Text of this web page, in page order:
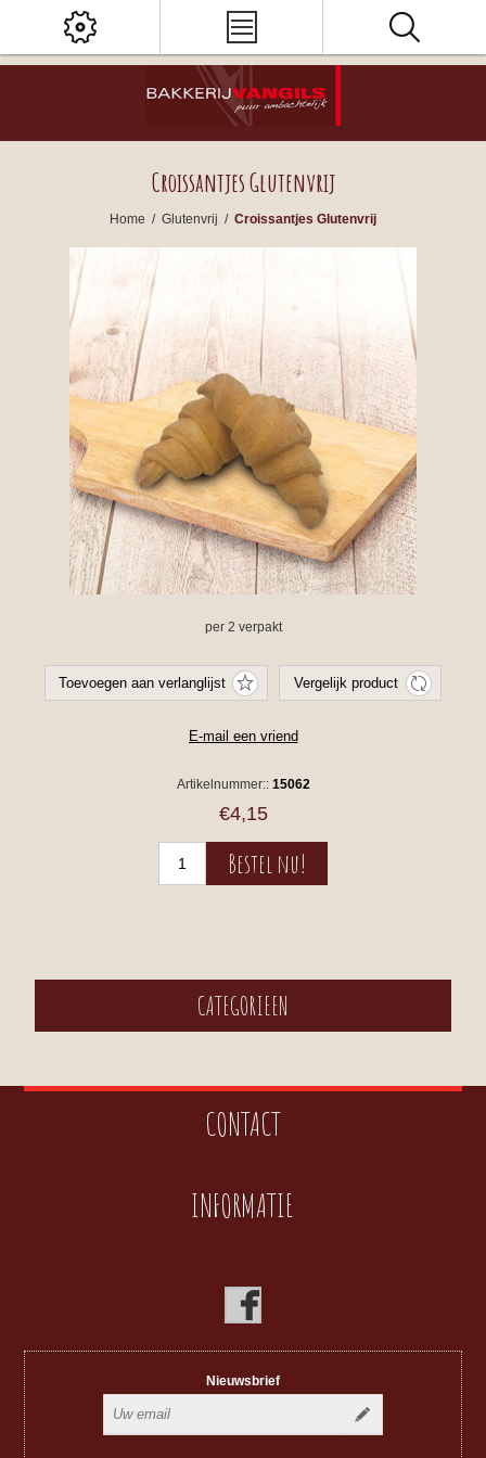
Croissantjes Glutenvrij
Home / Glutenvrij / Croissantjes Glutenvrij
per 2 verpakt
Artikelnummer:: 15062
€4,15
CATEGORIEEN
CONTACT
INFORMATIE
Nieuwsbrief